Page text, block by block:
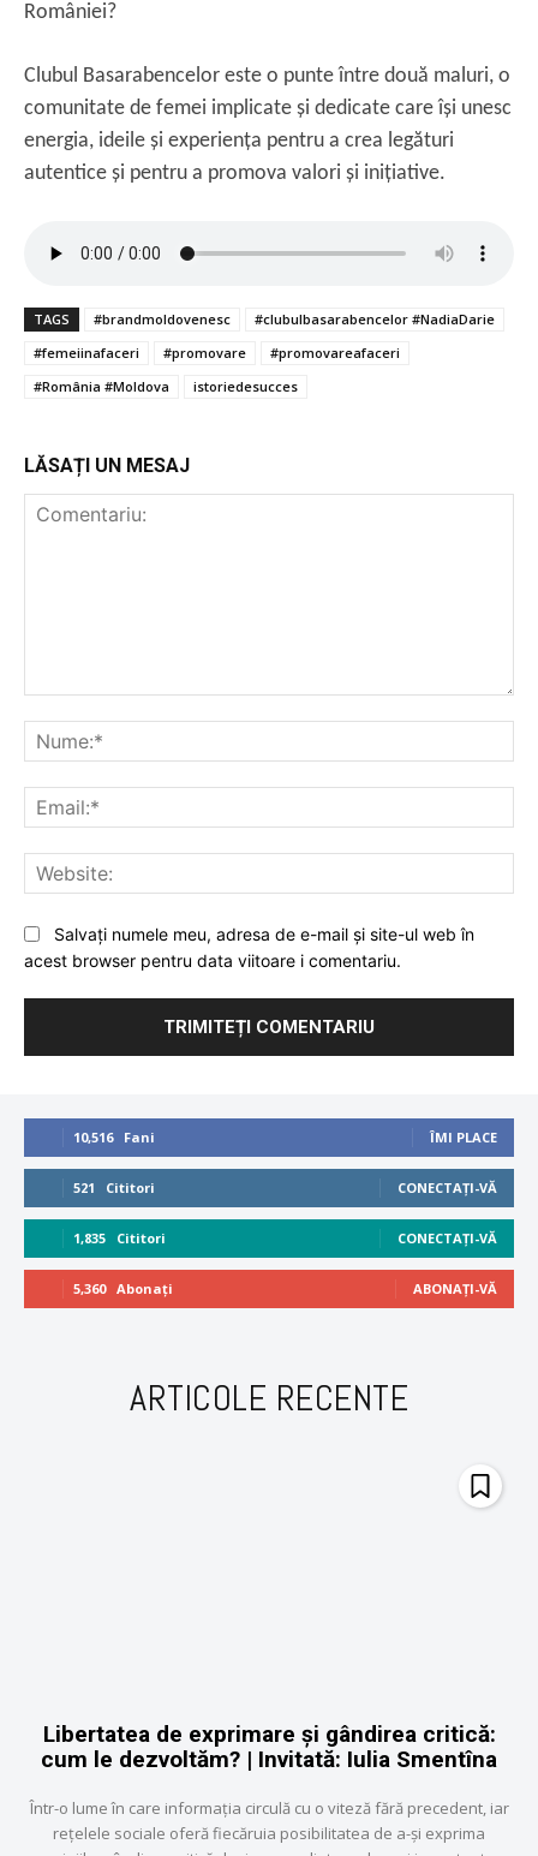
României?
Clubul Basarabencelor este o punte între două maluri, o
comunitate de femei implicate și dedicate care își unesc
energia, ideile și experiența pentru a crea legături
autentice și pentru a promova valori și inițiative.
TAGS #brandmoldovenesc
#clubulbasarabencelor #NadiaDarie
#femeiinafaceri
#promovare
#promovareafaceri
#România #Moldova
istoriedesucces
LĂSAȚI UN MESAJ
Salvați numele meu, adresa de e-mail și site-ul web în
acest browser pentru data viitoare i comentariu.
10,516 Fani ÎMI PLACE
521 Cititori CONECTAȚI-VĂ
1,835 Cititori CONECTAȚI-VĂ
5,360 Abonați ABONAȚI-VĂ
ARTICOLE RECENTE
Libertatea de exprimare și gândirea critică:
cum le dezvoltăm? | Invitată: Iulia Smentîna
Într-o lume în care informația circulă cu o viteză fără precedent, iar
rețelele sociale oferă fiecăruia posibilitatea de a-și exprima